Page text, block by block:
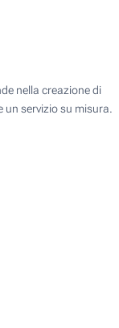
nella creazione di
un servizio su misura.